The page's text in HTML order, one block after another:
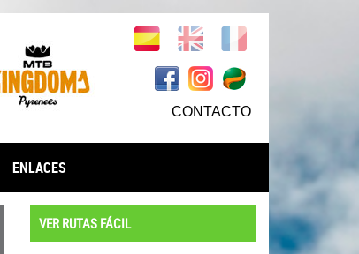
CONTACTO
ENLACES
VER RUTAS FÁCIL